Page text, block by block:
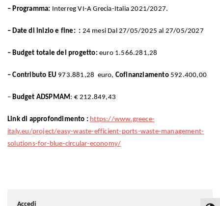
– Programma: Interreg VI-A Grecia-Italia 2021/2027.
– Date di inizio e fine: : 24 mesi Dal 27/05/2025 al 27/05/2027
– Budget totale del progetto: euro 1.566.281,28
– Contributo EU 973.881,28 euro, Cofinanziamento 592.400,00
– Budget ADSPMAM : € 212.849,43
Link di approfondimento : https://www.greece-
italy.eu/project/easy-waste-efficient-ports-waste-management-
solutions-for-blue-circular-economy/
Accedi